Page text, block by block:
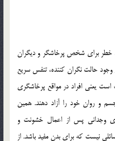
برای شخص پرخاشگر و دیگران
حالت نگران کننده، تنفس سریع
یعنی افراد در مواقع پرخاشگری
و روان خود را آزاد دهند. همین
وجدانی پس از اعمال خشونت و
نیست که برای بدن مفید باشد. از